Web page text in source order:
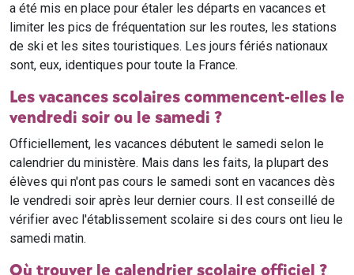
a été mis en place pour étaler les départs en vacances et
limiter les pics de fréquentation sur les routes, les stations
de ski et les sites touristiques. Les jours fériés nationaux
sont, eux, identiques pour toute la France.
Les vacances scolaires commencent-elles le
vendredi soir ou le samedi ?
Officiellement, les vacances débutent le samedi selon le
calendrier du ministère. Mais dans les faits, la plupart des
élèves qui n'ont pas cours le samedi sont en vacances dès
le vendredi soir après leur dernier cours. Il est conseillé de
vérifier avec l'établissement scolaire si des cours ont lieu le
samedi matin.